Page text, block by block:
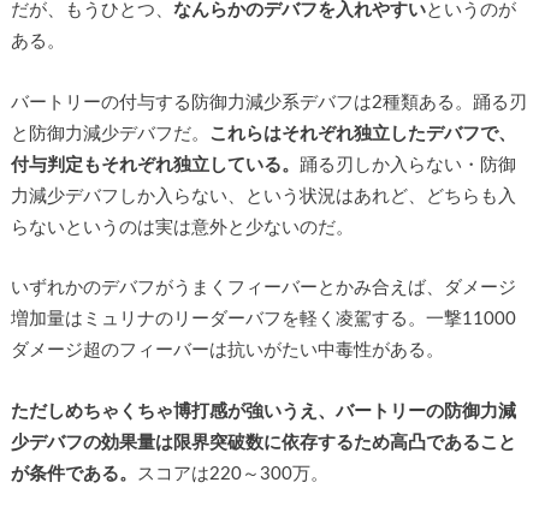
だが、もうひとつ、 なんらかのデバフを入れやすいというのが
ある。
バートリーの付与する防御力減少系デバフは2種類ある。踊る刃
と防御力減少デバフだ。 これらはそれぞれ独立したデバフで、
付与判定もそれぞれ独立している。 踊る刃しか入らない・防御
力減少デバフしか入らない、という状況はあれど、どちらも入
らないというのは実は意外と少ないのだ。
いずれかのデバフがうまくフィーバーとかみ合えば、ダメージ
増加量はミュリナのリーダーバフを軽く凌駕する。一撃11000
ダメージ超のフィーバーは抗いがたい中毒性がある。
ただしめちゃくちゃ博打感が強いうえ、バートリーの防御力減
少デバフの効果量は限界突破数に依存するため高凸であること
が条件である。
スコアは220～300万。